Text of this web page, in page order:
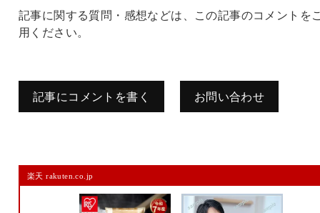
記事に関する質問・感想などは、この記事のコメントを
用ください。
記事にコメントを書く お問い合わせ
メールアドレスは公開されません。
また、コメント欄には、必ず日本語を含めてください（スパム対策）。
楽天 rakuten.co.jp